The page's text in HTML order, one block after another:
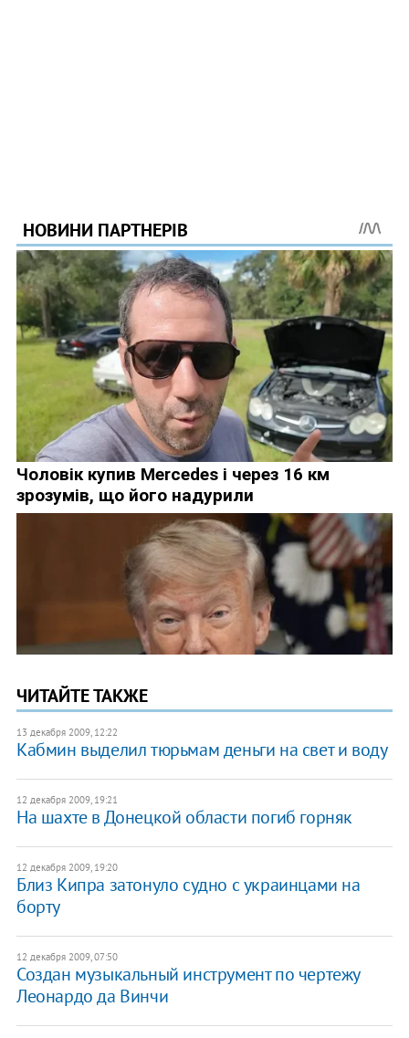
ЧИТАЙТЕ ТАКЖЕ
13 декабря 2009, 12:22
Кабмин выделил тюрьмам деньги на свет и воду
12 декабря 2009, 19:21
На шахте в Донецкой области погиб горняк
12 декабря 2009, 19:20
Близ Кипра затонуло судно с украинцами на
борту
12 декабря 2009, 07:50
Создан музыкальный инструмент по чертежу
Леонардо да Винчи